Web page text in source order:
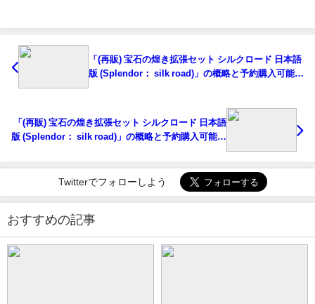
「(再販) 宝石の煌き拡張セット シルクロード 日本語
版 (Splendor： silk road)」の概略と予約購入可能な
「(再販) 宝石の煌き拡張セット シルクロード 日本語
版 (Splendor： silk road)」の概略と予約購入可能な
Twitterでフォローしよう
おすすめの記事